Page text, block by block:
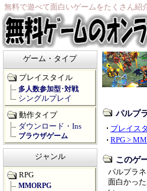
無料で遊べて面白いゲームをたくさん紹
パルプ
プレイス
RPG >
このゲ
パルプラ
面白かっ
ゲーム・タイプ
プレイスタイル
多人数参加型･対戦
シングルプレイ
動作タイプ
ダウンロード・Ins
ブラウザゲーム
ジャンル
RPG
MMORPG